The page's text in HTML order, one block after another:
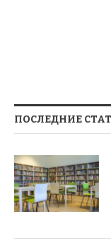
ПОСЛЕДНИЕ